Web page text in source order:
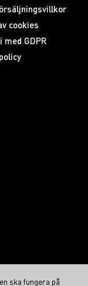
cookies
med GDPR
ska fungera på